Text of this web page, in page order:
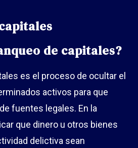
de capitales?
es el proceso de ocultar el
activos para que
fuentes legales. En la
que dinero u otros bienes
delictiva sean